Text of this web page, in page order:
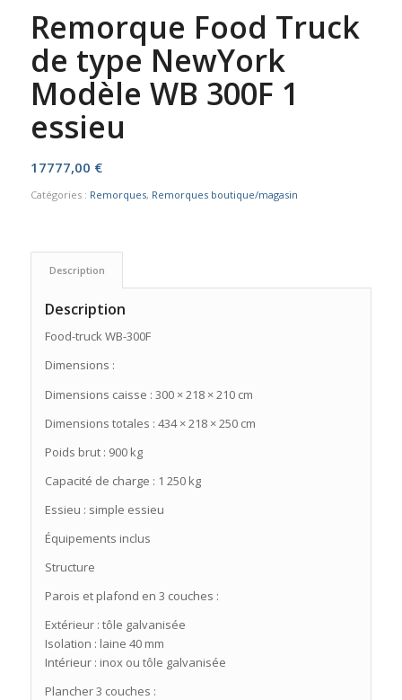
Remorque Food Truck
de type NewYork
Modèle WB 300F 1
essieu
17777,00 €
Catégories : Remorques, Remorques boutique/magasin
Description
Description
Food-truck WB-300F
Dimensions :
Dimensions caisse : 300 × 218 × 210 cm
Dimensions totales : 434 × 218 × 250 cm
Poids brut : 900 kg
Capacité de charge : 1 250 kg
Essieu : simple essieu
Équipements inclus
Structure
Parois et plafond en 3 couches :
Extérieur : tôle galvanisée
Isolation : laine 40 mm
Intérieur : inox ou tôle galvanisée
Plancher 3 couches :